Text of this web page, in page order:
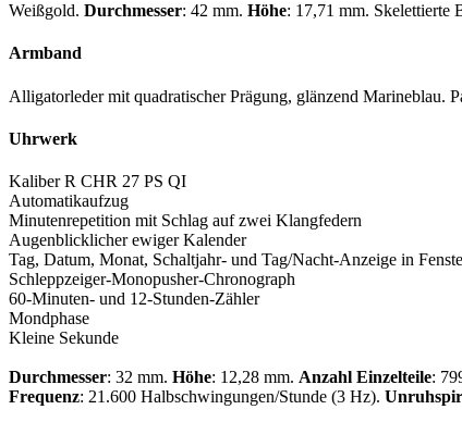
Weißgold. Durchmesser: 42 mm. Höhe: 17,71 mm. Skelettierte
Armband
Alligatorleder mit quadratischer Prägung, glänzend Marineblau.
Uhrwerk
Kaliber R CHR 27 PS QI
Automatikaufzug
Minutenrepetition mit Schlag auf zwei Klangfedern
Augenblicklicher ewiger Kalender
Tag, Datum, Monat, Schaltjahr- und Tag/Nacht-Anzeige in
Schleppzeiger-Monopusher-Chronograph
60-Minuten- und 12-Stunden-Zähler
Mondphase
Kleine Sekunde
Durchmesser: 32 mm. Höhe: 12,28 mm. Anzahl Einzelteile:
Frequenz: 21.600 Halbschwingungen/Stunde (3 Hz).